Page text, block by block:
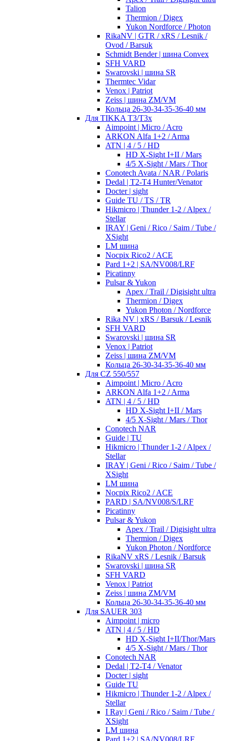
Talion
Thermion / Digex
Yukon Nordforce / Photon
RikaNV | GTR / xRS / Lesnik /
Ovod / Barsuk
Schmidt Bender | шина Convex
SFH VARD
Swarovski | шина SR
Thermtec Vidar
Venox | Patriot
Zeiss | шина ZM/VM
Кольца 26-30-34-35-36-40 мм
Для TIKKA T3/T3x
Aimpoint | Micro / Acro
ARKON Alfa 1+2 / Arma
ATN | 4 / 5 / HD
HD X-Sight I+II / Mars
4/5 X-Sight / Mars / Thor
Conotech Avata / NAR / Polaris
Dedal | T2-T4 Hunter/Venator
Docter | sight
Guide TU / TS / TR
Hikmicro | Thunder 1-2 / Alpex /
Stellar
IRAY | Geni / Rico / Saim / Tube /
XSight
LM шина
Nocpix Rico2 / ACE
Pard 1+2 | SA/NV008/LRF
Picatinny
Pulsar & Yukon
Apex / Trail / Digisight ultra
Thermion / Digex
Yukon Photon / Nordforce
Rika NV | xRS / Barsuk / Lesnik
SFH VARD
Swarovski | шина SR
Venox | Patriot
Zeiss | шина ZM/VM
Кольца 26-30-34-35-36-40 мм
Для CZ 550/557
Aimpoint | Micro / Acro
ARKON Alfa 1+2 / Arma
ATN | 4 / 5 / HD
HD X-Sight I+II / Mars
4/5 X-Sight / Mars / Thor
Conotech NAR
Guide | TU
Hikmicro | Thunder 1-2 / Alpex /
Stellar
IRAY | Geni / Rico / Saim / Tube /
XSight
LM шина
Nocpix Rico2 / ACE
PARD | SA/NV008/S/LRF
Picatinny
Pulsar & Yukon
Apex / Trail / Digisight ultra
Thermion / Digex
Yukon Photon / Nordforce
RikaNV xRS / Lesnik / Barsuk
Swarovski | шина SR
SFH VARD
Venox | Patriot
Zeiss | шина ZM/VM
Кольца 26-30-34-35-36-40 мм
Для SAUER 303
Aimpoint | micro
ATN | 4 / 5 / HD
HD X-Sight I+II/Thor/Mars
4/5 X-Sight / Mars / Thor
Conotech NAR
Dedal | T2-T4 / Venator
Docter | sight
Guide TU
Hikmicro | Thunder 1-2 / Alpex /
Stellar
I Ray | Geni / Rico / Saim / Tube /
XSight
LM шина
Pard 1+2 | SA/NV008/LRF